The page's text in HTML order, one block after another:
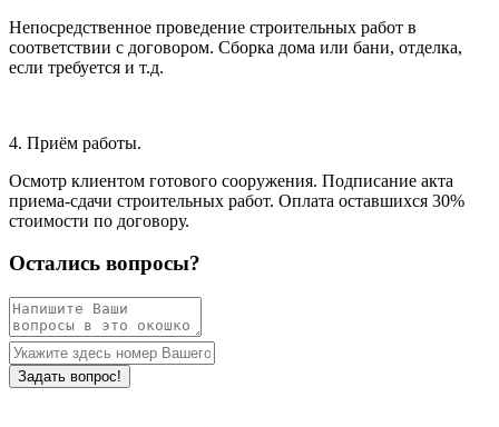
Непосредственное проведение строительных работ в
соответствии с договором. Сборка дома или бани, отделка,
если требуется и т.д.
4. Приём работы.
Осмотр клиентом готового сооружения. Подписание акта
приема-сдачи строительных работ. Оплата оставшихся 30%
стоимости по договору.
Остались вопросы?